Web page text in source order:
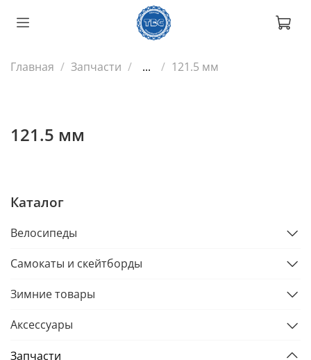
Главная Запчасти ... 121.5 мм
121.5 мм
Каталог
Велосипеды
Самокаты и скейтборды
Зимние товары
Аксессуары
Запчасти